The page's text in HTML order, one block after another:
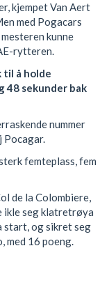
kjempet Van Aert
med Pogacars
kunne
rytteren.
til å holde
48 sekunder bak
nummer
Pocagar.
femteplass, fem
de la Colombiere,
ikle seg klatretrøya
start, og sikret seg
med 16 poeng.